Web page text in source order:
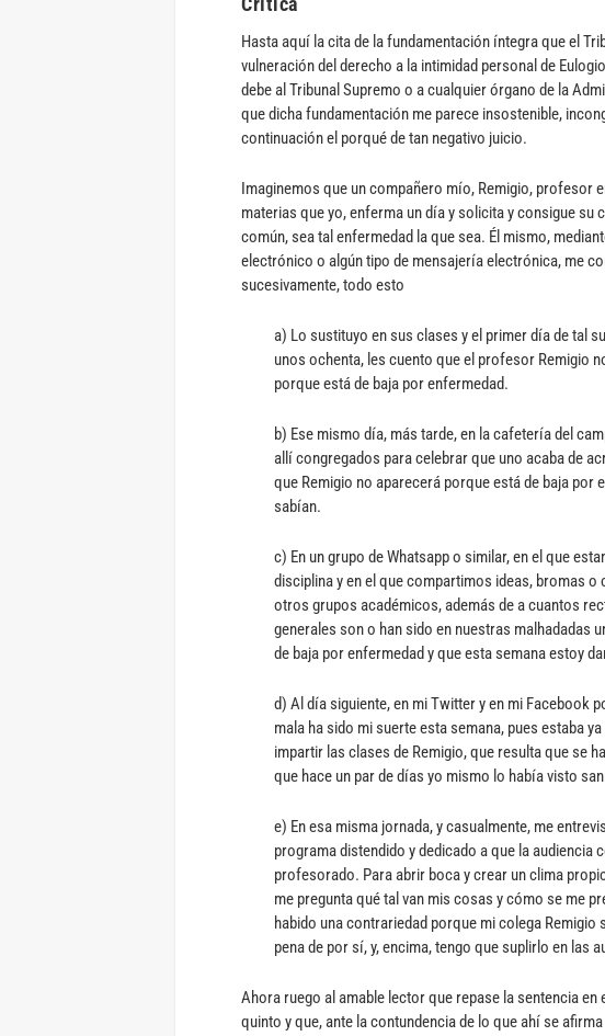
Hasta aquí la cita de la fundamentación íntegra que el
vulneración del derecho a la intimidad personal de
debe al Tribunal Supremo o a cualquier órgano de la
que dicha fundamentación me parece insostenible,
continuación el porqué de tan negativo juicio.
Imaginemos que un compañero mío, Remigio, profesor
materias que yo, enferma un día y solicita y consigue su
común, sea tal enfermedad la que sea. Él mismo,
electrónico o algún tipo de mensajería electrónica, me
sucesivamente, todo esto
a) Lo sustituyo en sus clases y el primer día de tal
unos ochenta, les cuento que el profesor Remigio
porque está de baja por enfermedad.
b) Ese mismo día, más tarde, en la cafetería del
allí congregados para celebrar que uno acaba de
que Remigio no aparecerá porque está de baja por
sabían.
c) En un grupo de Whatsapp o similar, en el que
disciplina y en el que compartimos ideas, bromas
otros grupos académicos, además de a cuantos
generales son o han sido en nuestras malhadadas
de baja por enfermedad y que esta semana estoy
d) Al día siguiente, en mi Twitter y en mi Facebook
mala ha sido mi suerte esta semana, pues estaba
impartir las clases de Remigio, que resulta que se
que hace un par de días yo mismo lo había visto
e) En esa misma jornada, y casualmente, me
programa distendido y dedicado a que la audiencia
profesorado. Para abrir boca y crear un clima
me pregunta qué tal van mis cosas y cómo se me
habido una contrariedad porque mi colega Remigio
pena de por sí, y, encima, tengo que suplirlo en las
Ahora ruego al amable lector que repase la sentencia
quinto y que, ante la contundencia de lo que ahí se afirma